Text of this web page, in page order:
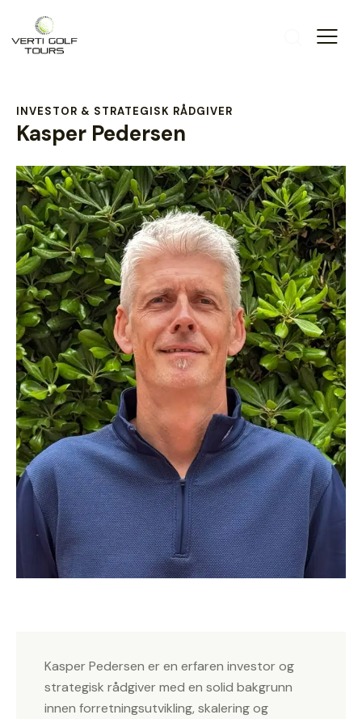
INVESTOR & STRATEGISK RÅDGIVER
Kasper Pedersen
Kasper Pedersen er en erfaren investor og
strategisk rådgiver med en solid bakgrunn
innen forretningsutvikling, skalering og